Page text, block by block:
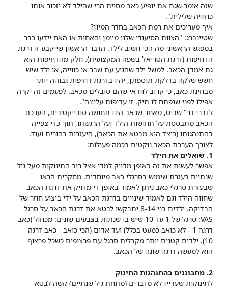
שזה אומר שגם אם יופיע כאב מסוים הרי שהילד לא יזכור אותו
כחוויה שלילית".
איך מעריכים את רמת הכאב בחדר המיון?
שטיינברג: "הצוות הסיעודי שלנו מיומן והאחות או האח יידעו כבר
במפגש הראשוני מה הכי חשוב לילד. הדבר הראשון שייקבע זו דרגת
הדחיפות (דרגת הטריאז' בשפה המקצועית). חלק מהדחיפות הוא
גם אמדן הכאב. למשל ילד שהגיע עם שבר או כווייה, או ילד שיש
חשש שלקה בדלקת תוספתן, יהיו בדרגת דחיפות גבוהה יותר
מבחינת כאב, כי קרוב לוודאי שהם סובלים מכאב. לפעמים זה יקרה
אפילו לפני שנפתח לו תיק. זו עדיפות עליונה".
לדברי דר" שביט, מאחר שכאב הינו תחושה סובייקטיבית, הערכת
הכאב מתבססת על תחושות הילד ועל הרגשתו, תוך כדי צפייה
בהתנהגותו (כיצד הוא מבטא את הכאב), היעזרות בהורים ועוד.
לצורך הערכת הכאב נוקטים בכמה פעולות:
1. שואלים את הילד
אפשר לעשות את זה באופן מדויק למדי אצל רוב התינוקות מעל גיל
שנתיים בעזרת שימוש בסרגלי כאב מיוחדים. מחקרים הראו
שבעזרת סרגלי כאב ניתן לאמוד באופן די מדויק את דרגת הכאב
שחווה הילד וגם לאמוד שינויים בדרגת הכאב על ידי ביצוע חוזר של
הבדיקה. ילדים בני 8-14 יתבקשו לבטא את דרגת הכאב על סרגל
VAS: סרגל של 1 עד 10 שיש בו שנתות בצבעים שונים: מכחול (כאב
דרגה 1 - לא כואב כמעט בכלל) ועד אדום (הכי כואב - כאב דרגה
10). ילדים קטנים יותר מקבלים סרגל עם פרצופים כשכל פרצוף
הוא למעשה דרגה שונה של הכאב.
2. מתבוננים בהתנהגות התינוק
לתינוקות שעדיין לא מדברים (מתחת גיל שנתיים) קשה לבטא